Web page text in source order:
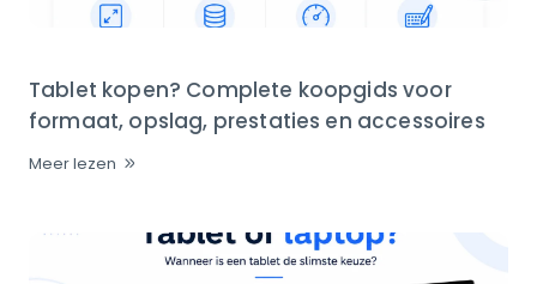
Tablet kopen? Complete koopgids voor
formaat, opslag, prestaties en accessoires
Meer lezen